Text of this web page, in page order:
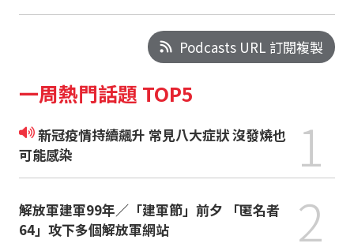
Podcasts URL 訂閱複製
一周熱門話題 TOP5
新冠疫情持續飆升 常見八大症狀 沒發燒也
可能感染
1
解放軍建軍99年／「建軍節」前夕 「匿名者
64」攻下多個解放軍網站
2